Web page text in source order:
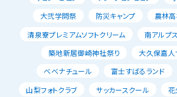
大弐学問祭
防災キャンプ 農林
清泉寮プレミアムソフトクリーム
南アルプ
築地新居御崎神社祭り
大久保嘉人
べべナチュール
富士すばるランド
山梨フォトクラブ
サッカースクール